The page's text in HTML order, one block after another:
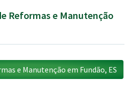
Reformas e Manutenção
e Manutenção em Fundão, ES